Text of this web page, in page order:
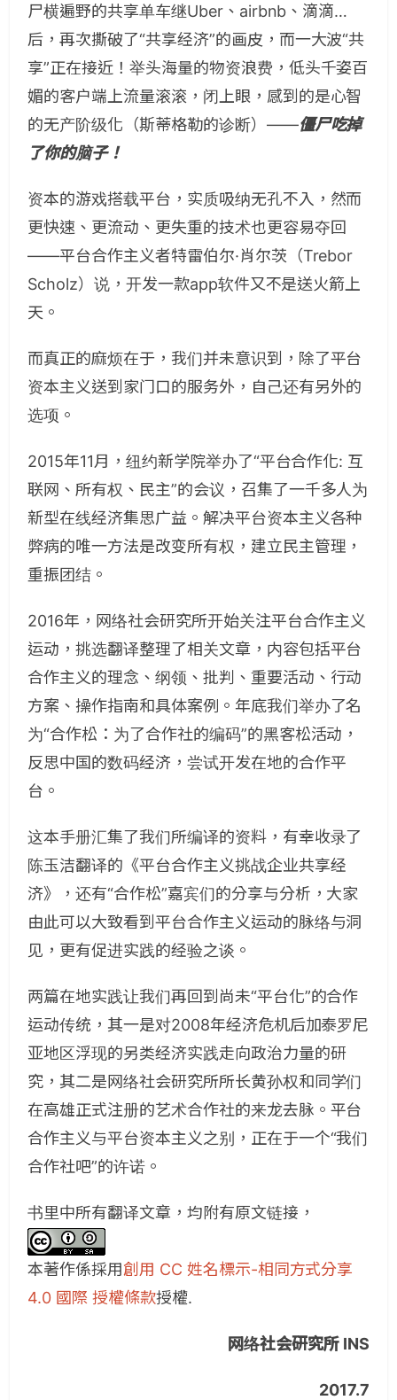
尸横遍野的共享单车继Uber、airbnb、滴滴…
后，再次撕破了“共享经济”的画皮，而一大波“共
享”正在接近！举头海量的物资浪费，低头千姿百
媚的客户端上流量滚滚，闭上眼，感到的是心智
的无产阶级化（斯蒂格勒的诊断）——僵尸吃掉
了你的脑子！
资本的游戏搭载平台，实质吸纳无孔不入，然而
更快速、更流动、更失重的技术也更容易夺回
——平台合作主义者特雷伯尔·肖尔茨（Trebor
Scholz）说，开发一款app软件又不是送火箭上
天。
而真正的麻烦在于，我们并未意识到，除了平台
资本主义送到家门口的服务外，自己还有另外的
选项。
2015年11月，纽约新学院举办了“平台合作化: 互
联网、所有权、民主”的会议，召集了一千多人为
新型在线经济集思广益。解决平台资本主义各种
弊病的唯一方法是改变所有权，建立民主管理，
重振团结。
2016年，网络社会研究所开始关注平台合作主义
运动，挑选翻译整理了相关文章，内容包括平台
合作主义的理念、纲领、批判、重要活动、行动
方案、操作指南和具体案例。年底我们举办了名
为“合作松：为了合作社的编码”的黑客松活动，
反思中国的数码经济，尝试开发在地的合作平
台。
这本手册汇集了我们所编译的资料，有幸收录了
陈玉洁翻译的《平台合作主义挑战企业共享经
济》，还有“合作松”嘉宾们的分享与分析，大家
由此可以大致看到平台合作主义运动的脉络与洞
见，更有促进实践的经验之谈。
两篇在地实践让我们再回到尚未“平台化”的合作
运动传统，其一是对2008年经济危机后加泰罗尼
亚地区浮现的另类经济实践走向政治力量的研
究，其二是网络社会研究所所长黄孙权和同学们
在高雄正式注册的艺术合作社的来龙去脉。平台
合作主义与平台资本主义之别，正在于一个“我们
合作社吧”的许诺。
书里中所有翻译文章，均附有原文链接，
本著作係採用創用 CC 姓名標示-相同方式分享
4.0 國際 授權條款授權.
网络社会研究所 INS
2017.7